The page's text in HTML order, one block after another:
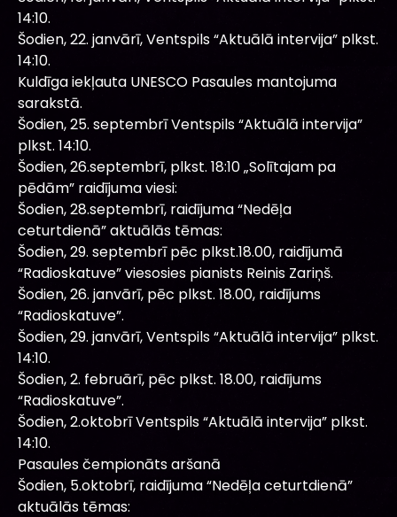
14:10.
Šodien, 22. janvārī, Ventspils “Aktuālā intervija” plkst.
14:10.
Kuldīga iekļauta UNESCO Pasaules mantojuma
sarakstā.
Šodien, 25. septembrī Ventspils “Aktuālā intervija”
plkst. 14:10.
Šodien, 26.septembrī, plkst. 18:10 „Solītajam pa
pēdām” raidījuma viesi:
Šodien, 28.septembrī, raidījuma “Nedēļa
ceturtdienā” aktuālās tēmas:
Šodien, 29. septembrī pēc plkst.18.00, raidījumā
“Radioskatuve” viesosies pianists Reinis Zariņš.
Šodien, 26. janvārī, pēc plkst. 18.00, raidījums
“Radioskatuve”.
Šodien, 29. janvārī, Ventspils “Aktuālā intervija” plkst.
14:10.
Šodien, 2. februārī, pēc plkst. 18.00, raidījums
“Radioskatuve”.
Šodien, 2.oktobrī Ventspils “Aktuālā intervija” plkst.
14:10.
Pasaules čempionāts aršanā
Šodien, 5.oktobrī, raidījuma “Nedēļa ceturtdienā”
aktuālās tēmas: